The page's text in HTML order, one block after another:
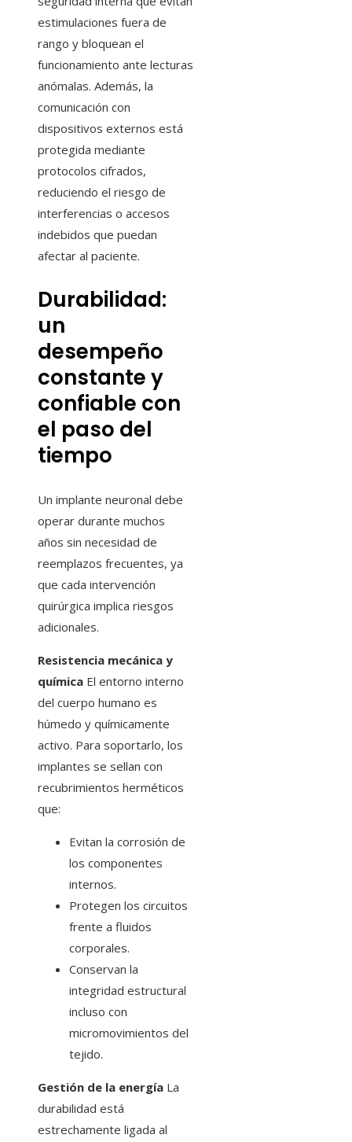
estimulaciones fuera de
rango y bloquean el
funcionamiento ante lecturas
anómalas. Además, la
comunicación con
dispositivos externos está
protegida mediante
protocolos cifrados,
reduciendo el riesgo de
interferencias o accesos
indebidos que puedan
afectar al paciente.
Durabilidad:
un
desempeño
constante y
confiable con
el paso del
tiempo
Un implante neuronal debe
operar durante muchos
años sin necesidad de
reemplazos frecuentes, ya
que cada intervención
quirúrgica implica riesgos
adicionales.
Resistencia mecánica y
química El entorno interno
del cuerpo humano es
húmedo y químicamente
activo. Para soportarlo, los
implantes se sellan con
recubrimientos herméticos
que:
Evitan la corrosión de
los componentes
internos.
Protegen los circuitos
frente a fluidos
corporales.
Conservan la
integridad estructural
incluso con
micromovimientos del
tejido.
Gestión de la energía La
durabilidad está
estrechamente ligada al